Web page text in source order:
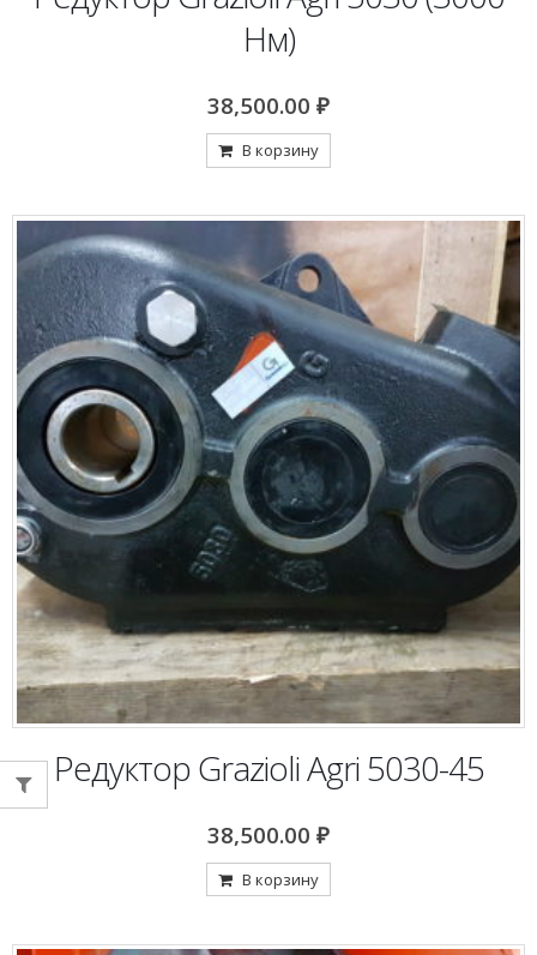
Нм)
38,500.00 ₽
В корзину
Редуктор Grazioli Agri 5030-45
38,500.00 ₽
В корзину